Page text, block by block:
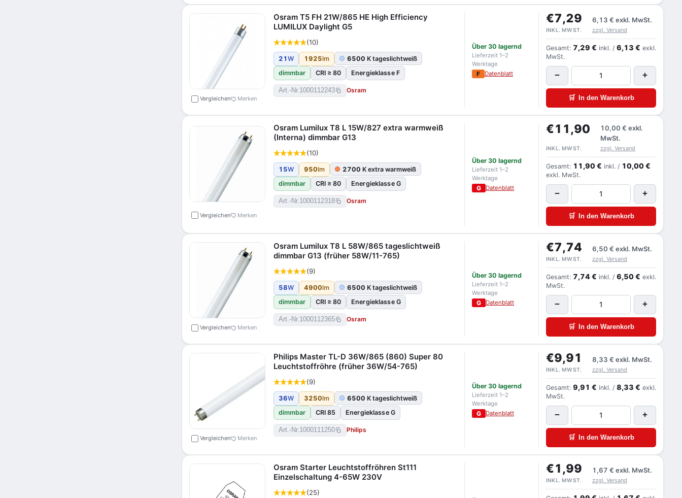
Vergleichen Merken
Osram T5 FH 21W/865 HE High Efficiency
LUMILUX Daylight G5
(10)
21 W 1925lm 6500 K tageslichtweiß
dimmbar
CRI ≥ 80 Energieklasse F
Art.-Nr.1000112243 Osram
Über 30 lagernd
Lieferzeit 1–2
Werktage
F Datenblatt
€7,29 6,13 € exkl. MwSt.
INKL. MWST. zzgl. Versand
Gesamt: 7,29 € inkl. / 6,13 € exkl.
MwSt.
− +
🛒 In den Warenkorb
Vergleichen Merken
Osram Lumilux T8 L 15W/827 extra warmweiß
(Interna) dimmbar G13
(10)
15W 950lm 2700 K extra warmweiß
dimmbar
CRI ≥ 80 Energieklasse G
Art.-Nr.1000112318 Osram
Über 30 lagernd
Lieferzeit 1–2
Werktage
G Datenblatt
€11,90 10,00 € exkl.
MwSt.
INKL. MWST. zzgl. Versand
Gesamt: 11,90 € inkl. / 10,00 €
exkl. MwSt.
− +
🛒 In den Warenkorb
Vergleichen Merken
Osram Lumilux T8 L 58W/865 tageslichtweiß
dimmbar G13 (früher 58W/11-765)
(9)
58W 4900lm 6500 K tageslichtweiß
dimmbar
CRI ≥ 80 Energieklasse G
Art.-Nr.1000112365 Osram
Über 30 lagernd
Lieferzeit 1–2
Werktage
G Datenblatt
€7,74 6,50 € exkl. MwSt.
INKL. MWST. zzgl. Versand
Gesamt: 7,74 € inkl. / 6,50 € exkl.
MwSt.
− +
🛒 In den Warenkorb
Vergleichen Merken
Philips Master TL-D 36W/865 (860) Super 80
Leuchtstoffröhre (früher 36W/54-765)
(9)
36W 3250lm 6500 K tageslichtweiß
dimmbar
CRI 85 Energieklasse G
Art.-Nr.1000111250 Philips
Über 30 lagernd
Lieferzeit 1–2
Werktage
G Datenblatt
€9,91 8,33 € exkl. MwSt.
INKL. MWST. zzgl. Versand
Gesamt: 9,91 € inkl. / 8,33 € exkl.
MwSt.
− +
🛒 In den Warenkorb
Osram Starter Leuchtstoffröhren St111
Einzelschaltung 4-65W 230V
(25)
€1,99 1,67 € exkl. MwSt.
INKL. MWST. zzgl. Versand